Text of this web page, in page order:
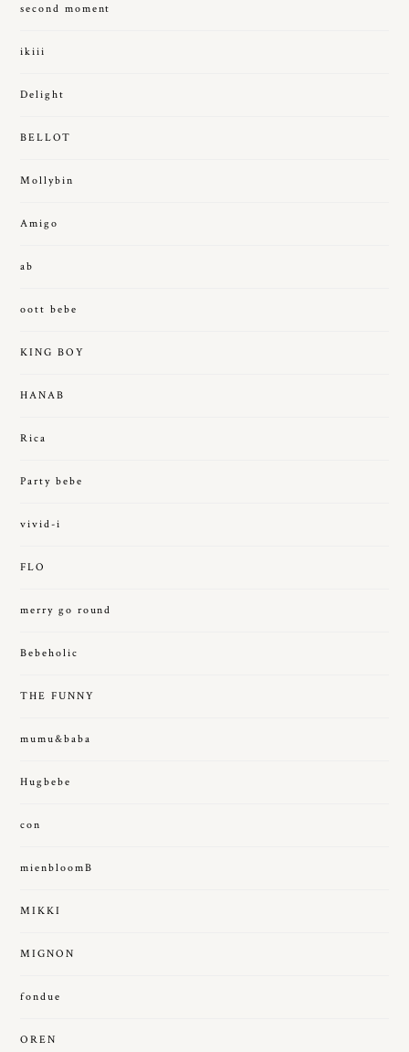
second moment
ikiii
Delight
BELLOT
Mollybin
Amigo
ab
oott bebe
KING BOY
HANAB
Rica
Party bebe
vivid-i
FLO
merry go round
Bebeholic
THE FUNNY
mumu&baba
Hugbebe
con
mienbloomB
MIKKI
MIGNON
fondue
OREN